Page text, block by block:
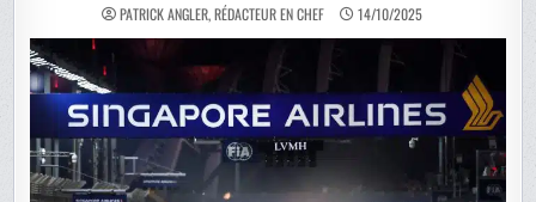
PATRICK ANGLER, RÉDACTEUR EN CHEF 14/10/2025